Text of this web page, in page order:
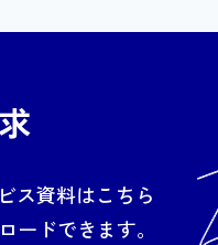
ス資料はこちら
ードできます。